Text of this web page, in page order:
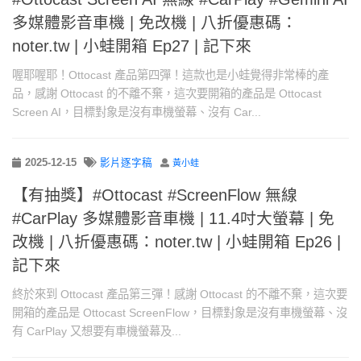
多媒體影音車機 | 免改機 | 八折優惠碼：
noter.tw | 小蛙開箱 Ep27 | 記下來
喔耶喔耶！Ottocast 產品第四彈！這款也是小蛙覺得非常棒的產
品，感謝 Ottocast 的不離不棄，這次要開箱的產品是 Ottocast
Screen AI，目標對象是沒有車機螢幕、沒有 Car...
2025-12-15 影片逐字稿 黃小蛙
【有抽獎】#Ottocast #ScreenFlow 無線
#CarPlay 多媒體影音車機 | 11.4吋大螢幕 | 免
改機 | 八折優惠碼：noter.tw | 小蛙開箱 Ep26 |
記下來
終於來到 Ottocast 產品第三彈！感謝 Ottocast 的不離不棄，這次要
開箱的產品是 Ottocast ScreenFlow，目標對象是沒有車機螢幕、沒
有 CarPlay 又想要有車機螢幕及...